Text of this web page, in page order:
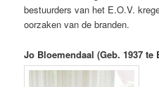
bestuurders van het E.O.V.
oorzaken van de branden.
Jo Bloemendaal (Geb. 1937 te